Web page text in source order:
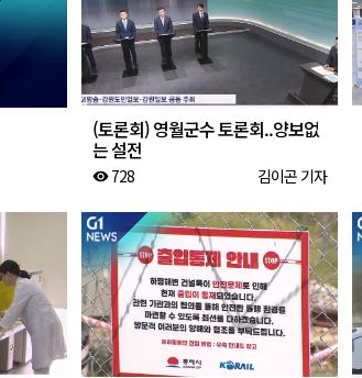
(토론회) 영월군수 토론회..양보없
는 설전
visibility 728 김이곤 기자